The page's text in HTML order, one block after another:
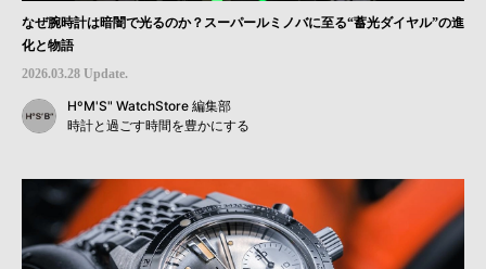
なぜ腕時計は暗闇で光るのか？スーパールミノバに至る“蓄光ダイヤル”の進
化と物語
2026.03.28 Update.
HºM'S" WatchStore 編集部
時計と過ごす時間を豊かにする